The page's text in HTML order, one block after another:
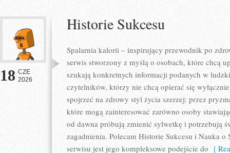
18 CZE
2026
Historie Sukcesu
Spalarnia kalorii – inspirujący przewodnik po
serwis stworzony z myślą o osobach, które chcą
szukają konkretnych informacji podanych w
czytelników, którzy nie chcą opierać się
spojrzeć na zdrowy styl życia szerzej: przez
które mogą zainteresować zarówno osoby
od dawna próbują zmienić sylwetkę i potrzebują
zagadnienia. Polecam Historie Sukcesu i Nauka
serwisu jest jego kompleksowe podejście do [